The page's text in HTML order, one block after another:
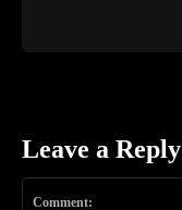
Leave a Reply